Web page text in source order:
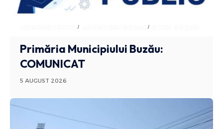
ADMINISTRATIV ANUNTURI BUZAU
Primăria Municipiului Buzău:
COMUNICAT
5 AUGUST 2026